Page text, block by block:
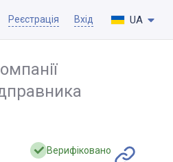
Реєстрація Вхід UA
Верифіковано